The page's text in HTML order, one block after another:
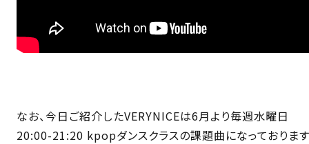
なお、今日ご紹介したVERYNICEは6月より毎週水曜日
20:00-21:20 kpopダンスクラスの課題曲になっております